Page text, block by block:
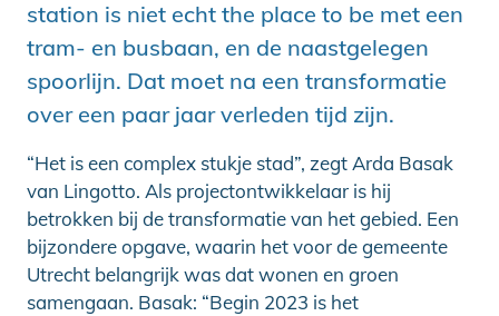
station is niet echt the place to be met een
tram- en busbaan, en de naastgelegen
spoorlijn. Dat moet na een transformatie
over een paar jaar verleden tijd zijn.
“Het is een complex stukje stad”, zegt Arda Basak
van Lingotto. Als projectontwikkelaar is hij
betrokken bij de transformatie van het gebied. Een
bijzondere opgave, waarin het voor de gemeente
Utrecht belangrijk was dat wonen en groen
samengaan. Basak: “Begin 2023 is het